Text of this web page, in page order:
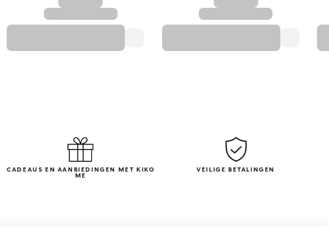
CADEAUS EN AANBIEDINGEN MET KIKO
ME
VEILIGE BETALINGEN